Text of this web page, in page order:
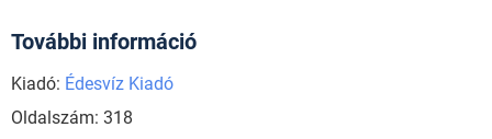
További információ
Kiadó: Édesvíz Kiadó
Oldalszám: 318